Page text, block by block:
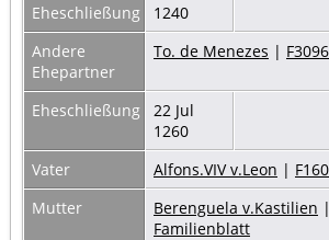
Eheschließung
1240
Andere
Ehepartner
To. de Menezes |
Eheschließung
22 Jul
1260
Vater
Alfons.VIV v.Leon |
Mutter
Berenguela v.Kastilien |
Familienblatt